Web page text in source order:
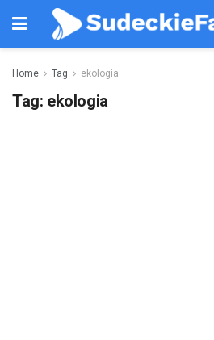
Home Tag ekologia
Tag: ekologia